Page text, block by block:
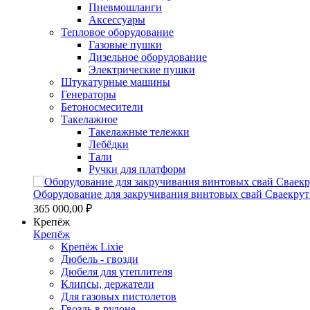
Пневмошланги
Аксессуары
Тепловое оборудование
Газовые пушки
Дизельное оборудование
Электрические пушки
Штукатурные машины
Генераторы
Бетоносмесители
Такелажное
Такелажные тележки
Лебёдки
Тали
Ручки для платформ
Оборудование для закручивания винтовых свай
365 000,00 ₽
Крепёж
Крепёж
Крепёж Lixie
Дюбель - гвозди
Дюбеля для утеплителя
Клипсы, держатели
Для газовых пистолетов